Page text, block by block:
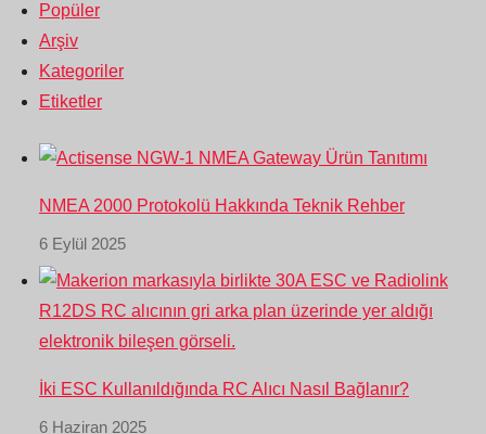
Popüler
Arşiv
Kategoriler
Etiketler
NMEA 2000 Protokolü Hakkında Teknik Rehber
6 Eylül 2025
İki ESC Kullanıldığında RC Alıcı Nasıl Bağlanır?
6 Haziran 2025